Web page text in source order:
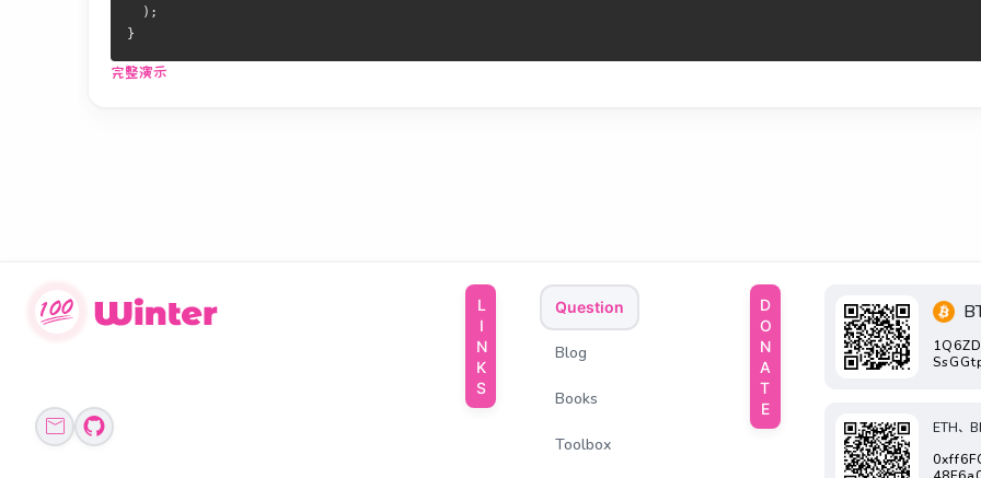
  );
}
完整演示
LINKS Question
Blog
Books
Toolbox
DONATE
ETH、